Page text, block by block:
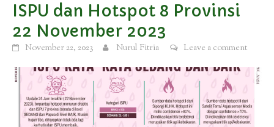
ISPU dan Hotspot 8 Provinsi
22 November 2023
November 22, 2023 Nurul Fitria Leave a comment